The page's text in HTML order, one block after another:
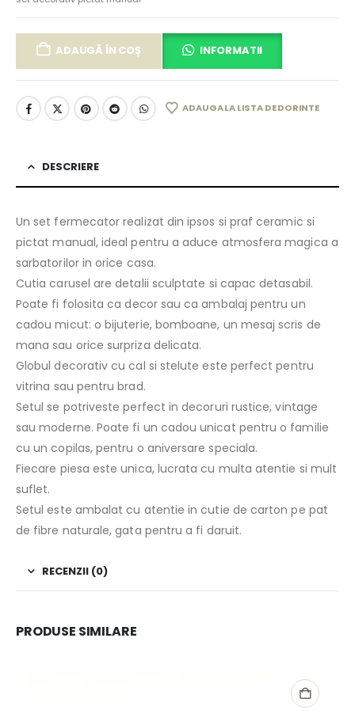
ADAUGĂ ÎN COȘ INFORMATII
ADAUGA LA LISTA DE DORINTE
DESCRIERE
Un set fermecator realizat din ipsos si praf ceramic si
pictat manual, ideal pentru a aduce atmosfera magica a
sarbatorilor in orice casa.
Cutia carusel are detalii sculptate si capac detasabil.
Poate fi folosita ca decor sau ca ambalaj pentru un
cadou micut: o bijuterie, bomboane, un mesaj scris de
mana sau orice surpriza delicata.
Globul decorativ cu cal si stelute este perfect pentru
vitrina sau pentru brad.
Setul se potriveste perfect in decoruri rustice, vintage
sau moderne. Poate fi un cadou unicat pentru o familie
cu un copilas, pentru o aniversare speciala.
Fiecare piesa este unica, lucrata cu multa atentie si mult
suflet.
Setul este ambalat cu atentie in cutie de carton pe pat
de fibre naturale, gata pentru a fi daruit.
RECENZII (0)
PRODUSE SIMILARE